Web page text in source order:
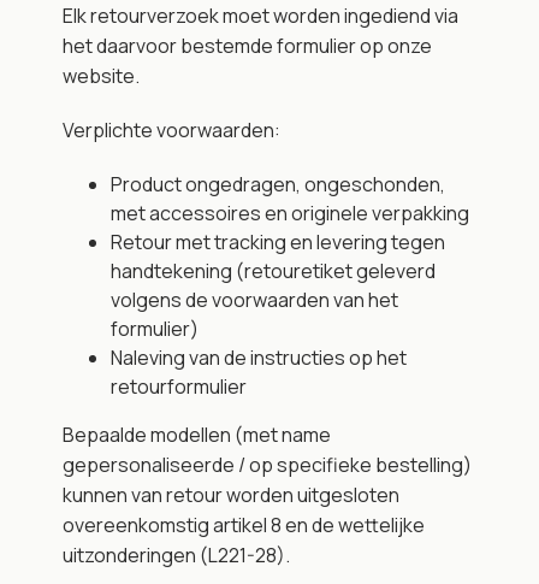
Elk retourverzoek moet worden ingediend via
het daarvoor bestemde formulier op onze
website.
Verplichte voorwaarden:
Product ongedragen, ongeschonden,
met accessoires en originele verpakking
Retour met tracking en levering tegen
handtekening (retouretiket geleverd
volgens de voorwaarden van het
formulier)
Naleving van de instructies op het
retourformulier
Bepaalde modellen (met name
gepersonaliseerde / op specifieke bestelling)
kunnen van retour worden uitgesloten
overeenkomstig artikel 8 en de wettelijke
uitzonderingen (L221-28).